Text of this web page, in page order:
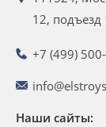
12, подъезд
+7 (499)
Наши сайты: